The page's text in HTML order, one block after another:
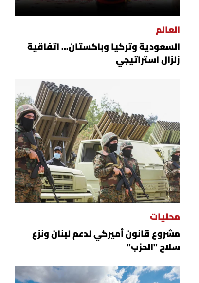
العالم
السعودية وتركيا وباكستان... اتفاقية
زلزال استراتيجي
محليات
مشروع قانون أميركي لدعم لبنان ونزع
سلاح "الحزب"